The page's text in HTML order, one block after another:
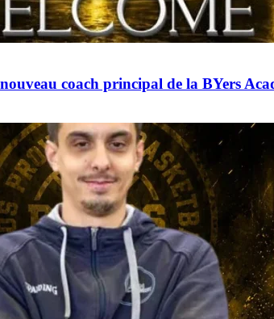
coach principal de la BYers